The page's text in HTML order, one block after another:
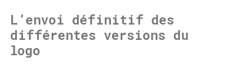
L’envoi définitif des
différentes versions du
logo